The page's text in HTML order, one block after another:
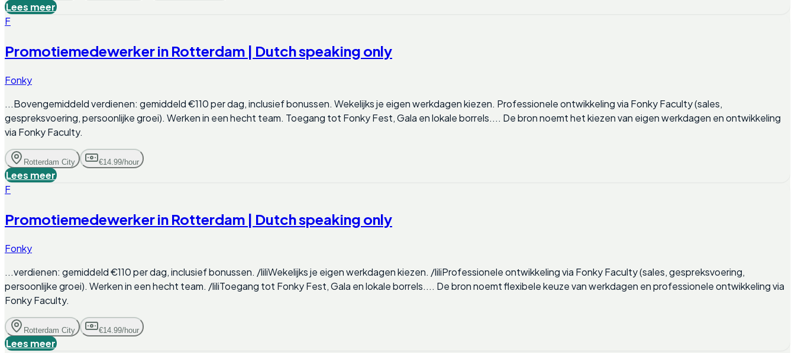
Lees meer
F
Promotiemedewerker in Rotterdam | Dutch speaking only
Fonky
...Bovengemiddeld verdienen: gemiddeld €110 per dag, inclusief bonussen. Wekelijks je eigen werkdagen kiezen. Professionele ontwikkeling via Fonky Faculty (sales,
gespreksvoering, persoonlijke groei). Werken in een hecht team. Toegang tot Fonky Fest, Gala en lokale borrels.... De bron noemt het kiezen van eigen werkdagen en ontwikkeling
via Fonky Faculty.
Rotterdam City €14.99/hour
Lees meer
F
Promotiemedewerker in Rotterdam | Dutch speaking only
Fonky
...verdienen: gemiddeld €110 per dag, inclusief bonussen. /liliWekelijks je eigen werkdagen kiezen. /liliProfessionele ontwikkeling via Fonky Faculty (sales, gespreksvoering,
persoonlijke groei). Werken in een hecht team. /liliToegang tot Fonky Fest, Gala en lokale borrels.... De bron noemt flexibele keuze van werkdagen en professionele ontwikkeling via
Fonky Faculty.
Rotterdam City €14.99/hour
Lees meer